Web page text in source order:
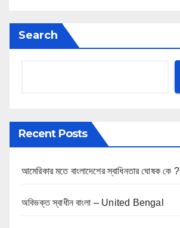
Search
Recent Posts
আমেরিকার মতে বাংলাদেশের স্বাধিনতার ঘোষক কে ?
অবিভক্ত স্বাধীন বাংলা – United Bengal